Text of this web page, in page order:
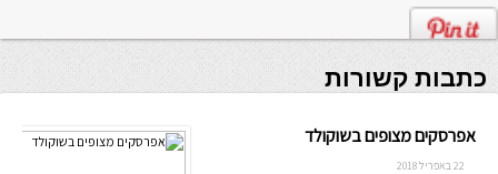
כתבות קשורות
אפרסקים מצופים בשוקולד
22 באפריל 2018